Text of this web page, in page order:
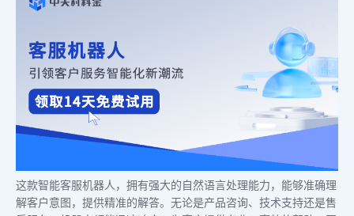
这款智能客服机器人，拥有强大的自然语言处理能力，能够准确理
解客户意图，提供精准的解答。无论是产品咨询、技术支持还是售